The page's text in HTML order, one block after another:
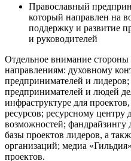
Православный
который направлен на
поддержку и развитие
и руководителей
Отдельное внимание
направлениям: духовному
предпринимателей и
предпринимателей и людей
инфраструктуре для
ресурсов; ресурсному центру
возможностей; фандрайзингу
базы проектов лидеров, а
организаций; медиа
проектов.